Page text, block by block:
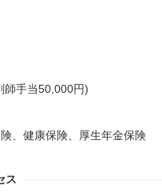
師手当50,000円)
、健康保険、厚生年金保険
ス